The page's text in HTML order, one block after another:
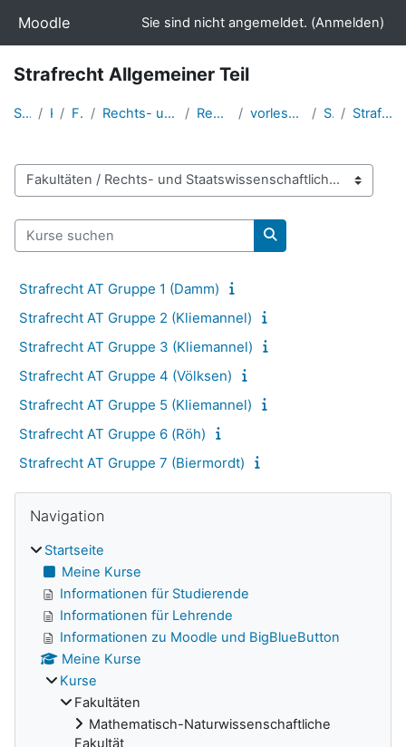
Moodle Sie sind nicht angemeldet. (Anmelden)
Strafrecht Allgemeiner Teil
Startseite Kurse Fakultäten Rechts- und Staatswissenschaftliche Fakultät Rechtswissenschaften vorlesungsbegleitende Kolloquien Strafrecht Strafrecht Allgemeiner Teil
Kursbereiche
Kurse suchen
Kurse suchen
Strafrecht AT Gruppe 1 (Damm)
Strafrecht AT Gruppe 2 (Kliemannel)
Strafrecht AT Gruppe 3 (Kliemannel)
Strafrecht AT Gruppe 4 (Völksen)
Strafrecht AT Gruppe 5 (Kliemannel)
Strafrecht AT Gruppe 6 (Röh)
Strafrecht AT Gruppe 7 (Biermordt)
Navigation
Startseite
Meine Kurse
Informationen für Studierende
Informationen für Lehrende
Informationen zu Moodle und BigBlueButton
Meine Kurse
Kurse
Fakultäten
Mathematisch-Naturwissenschaftliche
Fakultät